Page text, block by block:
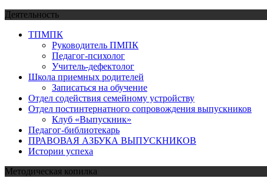
Деятельность
ТПМПК
Руководитель ПМПК
Педагог-психолог
Учитель-дефектолог
Школа приемных родителей
Записаться на обучение
Отдел содействия семейному устройству
Отдел постинтернатного сопровождения выпускников
Клуб «Выпускник»
Педагог-библиотекарь
ПРАВОВАЯ АЗБУКА ВЫПУСКНИКОВ
Истории успеха
Методическая копилка